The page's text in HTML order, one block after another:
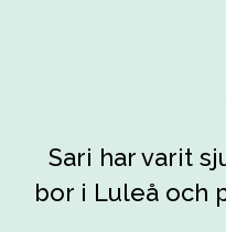
Sari har varit
bor i Luleå och